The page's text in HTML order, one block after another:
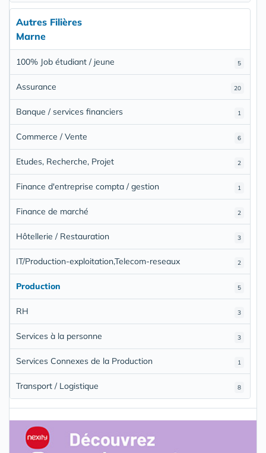
Autres Filières
Marne
5
100% Job étudiant / jeune
20
Assurance
1
Banque / services financiers
6
Commerce / Vente
2
Etudes, Recherche, Projet
1
Finance d'entreprise compta / gestion
2
Finance de marché
3
Hôtellerie / Restauration
2
IT/Production-exploitation,Telecom-reseaux
5
Production
3
RH
3
Services à la personne
1
Services Connexes de la Production
8
Transport / Logistique